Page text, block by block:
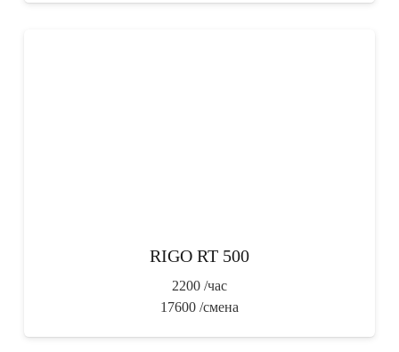
RIGO RT 500
2200 /час
17600 /смена